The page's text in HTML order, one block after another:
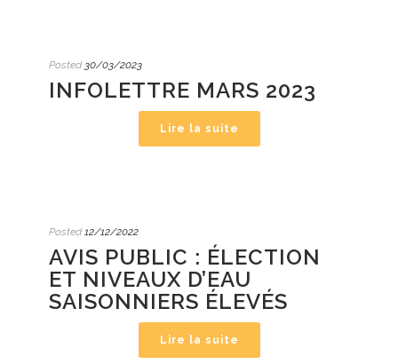
Posted 30/03/2023
INFOLETTRE MARS 2023
Lire la suite
Posted 12/12/2022
AVIS PUBLIC : ÉLECTION
ET NIVEAUX D’EAU
SAISONNIERS ÉLEVÉS
Lire la suite